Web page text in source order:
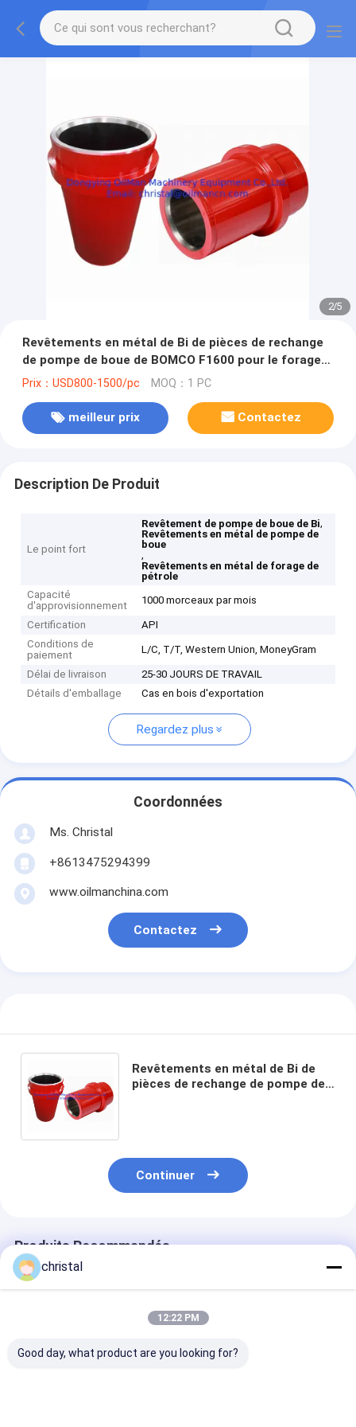
2/5
Revêtements en métal de Bi de pièces de rechange
de pompe de boue de BOMCO F1600 pour le forage
de pétrole
Prix：USD800-1500/pc MOQ：1 PC
meilleur prix Contactez
Description De Produit
Le point fort
Revêtement de pompe de boue de Bi,
Revêtements en métal de pompe de
boue
,
Revêtements en métal de forage de
pétrole
Capacité
d'approvisionnement
1000 morceaux par mois
Certification
API
Conditions de
paiement
L/C, T/T, Western Union, MoneyGram
Délai de livraison
25-30 JOURS DE TRAVAIL
Détails d'emballage
Cas en bois d'exportation
Regardez plus
Coordonnées
Ms. Christal
+8613475294399
www.oilmanchina.com
Contactez
Revêtements en métal de Bi de
pièces de rechange de pompe de
Continuer
Produits Recommandés
christal
12:22 PM
Good day, what product are you looking for?